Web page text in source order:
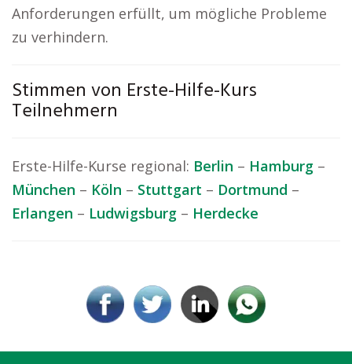
Anforderungen erfüllt, um mögliche Probleme
zu verhindern.
Stimmen von Erste-Hilfe-Kurs
Teilnehmern
Erste-Hilfe-Kurse regional: Berlin – Hamburg –
München – Köln – Stuttgart – Dortmund –
Erlangen – Ludwigsburg – Herdecke